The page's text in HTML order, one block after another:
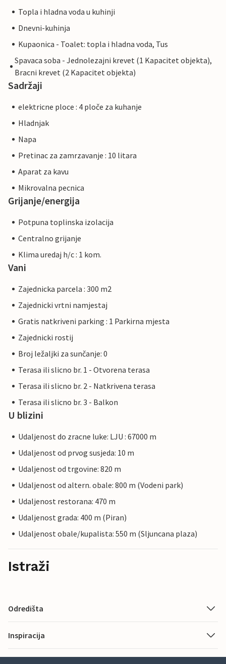
Topla i hladna voda u kuhinji
Dnevni-kuhinja
Kupaonica - Toalet: topla i hladna voda, Tus
Spavaca soba - Jednolezajni krevet (1 Kapacitet objekta),
Bracni krevet (2 Kapacitet objekta)
Sadržaji
elektricne ploce : 4 ploče za kuhanje
Hladnjak
Napa
Pretinac za zamrzavanje : 10 litara
Aparat za kavu
Mikrovalna pecnica
Grijanje/energija
Potpuna toplinska izolacija
Centralno grijanje
Klima uredaj h/c : 1 kom.
Vani
Zajednicka parcela : 300 m2
Zajednicki vrtni namjestaj
Gratis natkriveni parking : 1 Parkirna mjesta
Zajednicki rostij
Broj ležaljki za sunčanje: 0
Terasa ili slicno br. 1 - Otvorena terasa
Terasa ili slicno br. 2 - Natkrivena terasa
Terasa ili slicno br. 3 - Balkon
U blizini
Udaljenost do zracne luke: LJU : 67000 m
Udaljenost od prvog susjeda: 10 m
Udaljenost od trgovine: 820 m
Udaljenost od altern. obale: 800 m (Vodeni park)
Udaljenost restorana: 470 m
Udaljenost grada: 400 m (Piran)
Udaljenost obale/kupalista: 550 m (Sljuncana plaza)
Istraži
Odredišta
Inspiracija